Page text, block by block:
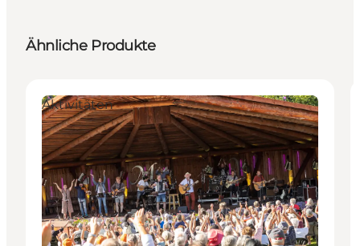
Ähnliche Produkte
Aktivitäten